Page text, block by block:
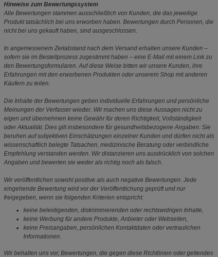
Hinweise zum Bewertungssystem
Alle Bewertungen stammen ausschließlich von Kunden, die das jeweilige
Produkt tatsächlich bei uns erworben haben. Bewertungen durch Personen, die
nicht bei uns gekauft haben, sind ausgeschlossen.
In angemessenem Zeitabstand nach dem Versand erhalten unsere Kunden –
sofern sie im Bestellprozess zugestimmt haben – eine E-Mail mit einem Link zu
den Bewertungsformularen. Auf diese Weise bitten wir unsere Kunden, ihre
Erfahrungen mit den erworbenen Produkten oder unserem Shop mit anderen
Käufern zu teilen.
Die Inhalte der Bewertungen geben individuelle Erfahrungen und persönliche
Meinungen der Verfasser wieder. Wir machen uns diese Aussagen nicht zu
eigen und übernehmen keine Gewähr für deren Richtigkeit, Vollständigkeit
oder Aktualität. Dies gilt insbesondere für gesundheitsbezogene Angaben: Sie
beruhen auf subjektiven Einschätzungen einzelner Kunden und dürfen nicht als
wissenschaftlich belegte Tatsachen, medizinische Beratung oder verbindliche
Empfehlung verstanden werden. Wir distanzieren uns ausdrücklich von solchen
Angaben und bewerten sie weder als richtig noch als falsch.
Wir veröffentlichen sowohl positive als auch negative Bewertungen. Jede
eingehende Bewertung wird vor der Veröffentlichung geprüft und nur
freigegeben, wenn sie folgenden Kriterien entspricht:
keine beleidigenden, diskriminierenden oder rechtswidrigen Inhalte,
keine Werbung für andere Produkte, Anbieter oder Webseiten,
keine Preisangaben, persönlichen Kontaktdaten oder vertraulichen
Informationen.
Wir behalten uns vor, Bewertungen, die gegen diese Richtlinien oder geltendes